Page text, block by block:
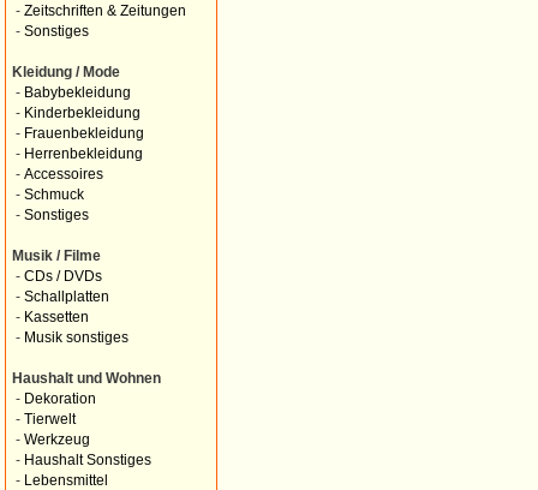
- Zeitschriften & Zeitungen
- Sonstiges
Kleidung / Mode
- Babybekleidung
- Kinderbekleidung
- Frauenbekleidung
- Herrenbekleidung
- Accessoires
- Schmuck
- Sonstiges
Musik / Filme
- CDs / DVDs
- Schallplatten
- Kassetten
- Musik sonstiges
Haushalt und Wohnen
- Dekoration
- Tierwelt
- Werkzeug
- Haushalt Sonstiges
-
Lebensmittel